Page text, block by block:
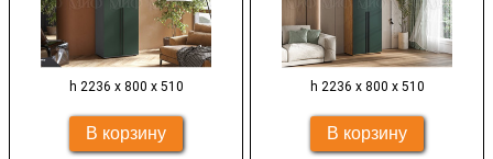
h 2236 х 800 х 510 h 2236 х 800 х 510